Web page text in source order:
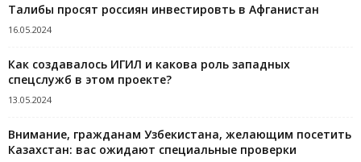
Талибы просят россиян инвестировть в Афганистан
16.05.2024
Как создавалось ИГИЛ и какова роль западных
спецслужб в этом проекте?
13.05.2024
Внимание, гражданам Узбекистана, желающим посетить
Казахстан: вас ожидают специальные проверки